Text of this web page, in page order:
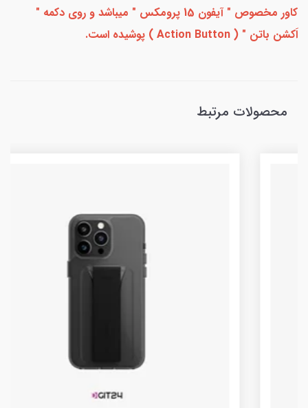
کاور مخصوص " آیفون 15 پرومکس " میباشد و روی دکمه "
اَکشن باتن " ( Action Button ) پوشیده است.
محصولات مرتبط